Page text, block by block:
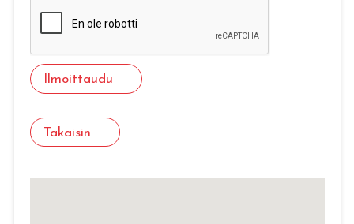
Ilmoittaudu
Takaisin